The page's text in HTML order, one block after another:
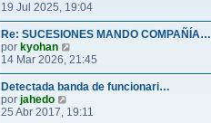
e
m
n
s
a
j
t
m
m
s
a
j
e
r
ú
t
m
m
19 Jul 2025, 19:04
Re: SUCESIONES MANDO COMPAÑÍA…
por kyohan
e
r
ú
t
14 Mar 2026, 21:45
Detectada banda de funcionari…
por jahedo
e
25 Abr 2017, 19:11